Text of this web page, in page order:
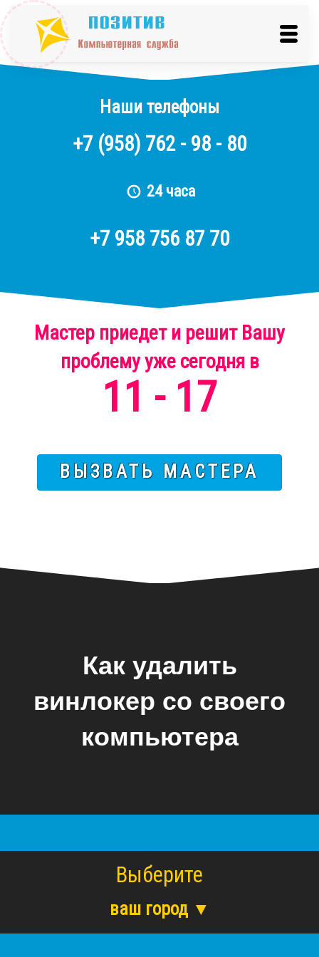
Наши телефоны
+7 (958) 762 - 98 - 80
24 часа
+7 958 756 87 70
Мастер приедет и решит Вашу
проблемууже сегодняв
11 - 17
ВЫЗВАТЬ МАСТЕРА
Как удалить
винлокер со своего
компьютера
Выберите
ваш город ▼